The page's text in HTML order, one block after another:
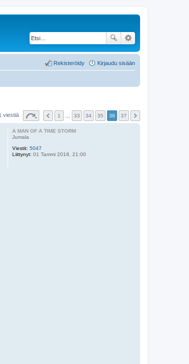
Kirjaudu sisään
Rekisteröidy
viestiä 1 33 34 35 36 37
A MAN OF A TIME STORM
Jumala
Viestit: 5047
Liittynyt: 01 Tammi 2018, 21:00